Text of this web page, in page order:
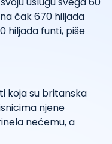
čak 670 hiljada
hiljada funti, piše
koja su britanska
njene
nečemu, a